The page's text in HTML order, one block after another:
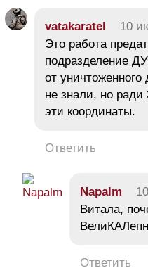
vatakaratel 10
Это работа
подразделение
от уничтоженного
не знали, но ради
эти координаты.
Ответить
Napalm
Витала,
Ответить